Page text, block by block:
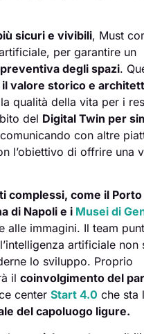
sicuri e vivibili, Must
per garantire un
degli spazi.
valore storico e
qualità della vita per i
del Digital Twin per
comunicando con altre
l’obiettivo di offrire una
complessi, come il
di Napoli e i Musei di
alle immagini. Il team
artificiale non
lo sviluppo. Proprio
ilcoinvolgimento del
centerStart 4.0 che sta
del capoluogo ligure.